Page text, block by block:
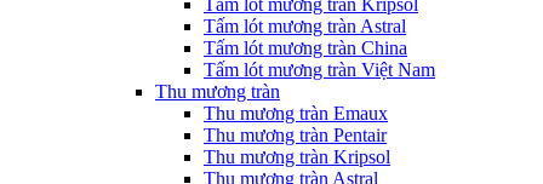
Tấm lót mương tràn Kripsol
Tấm lót mương tràn Astral
Tấm lót mương tràn China
Tấm lót mương tràn Việt Nam
Thu mương tràn
Thu mương tràn Emaux
Thu mương tràn Pentair
Thu mương tràn Kripsol
Thu mương tràn Astral